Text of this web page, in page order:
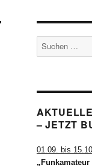
Suchen
nach:
– JETZT
01.09. bis